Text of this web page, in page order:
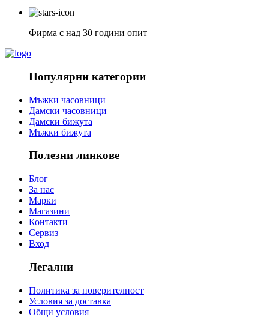
Фирма с над 30 години опит
Популярни категории
Мъжки часовници
Дамски часовници
Дамски бижута
Мъжки бижута
Полезни линкове
Блог
За нас
Марки
Магазини
Контакти
Сервиз
Вход
Легални
Политика за поверителност
Условия за доставка
Общи условия